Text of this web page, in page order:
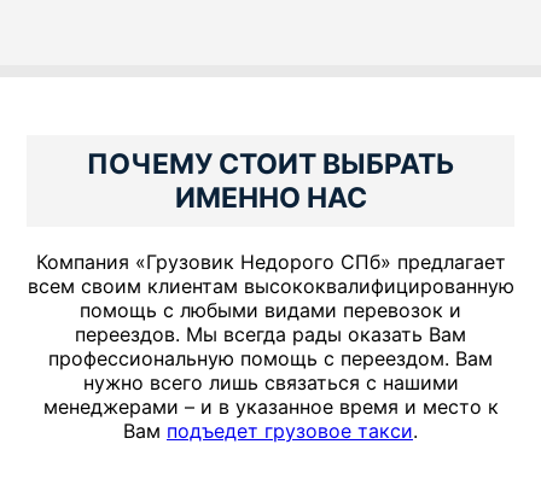
ПОЧЕМУ СТОИТ ВЫБРАТЬ
ИМЕННО НАС
Компания «Грузовик Недорого СПб» предлагает
всем своим клиентам высококвалифицированную
помощь с любыми видами перевозок и
переездов. Мы всегда рады оказать Вам
профессиональную помощь с переездом. Вам
нужно всего лишь связаться с нашими
менеджерами – и в указанное время и место к
Вам подъедет грузовое такси.